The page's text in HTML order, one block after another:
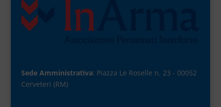
Sede Amministrativa: Piazza Le Roselle n. 23 - 00052
Cerveteri (RM)